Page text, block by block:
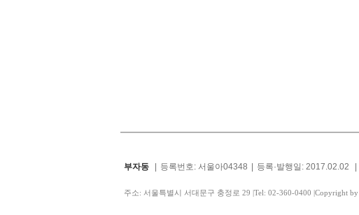
부자동 등록번호: 서울아04348 등록·발행일: 2017.02.02
주소: 서울특별시 서대문구 충정로 29 |Tel: 02-360-0400 |Copyright by